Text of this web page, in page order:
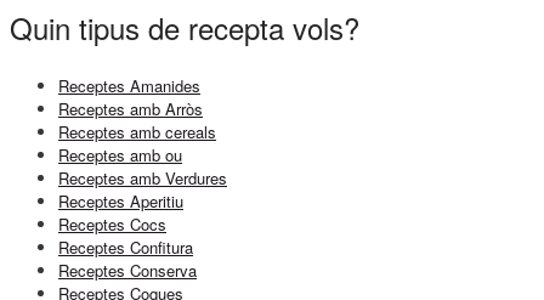
Quin tipus de recepta vols?
Receptes Amanides
Receptes amb Arròs
Receptes amb cereals
Receptes amb ou
Receptes amb Verdures
Receptes Aperitiu
Receptes Cocs
Receptes Confitura
Receptes Conserva
Receptes Coques